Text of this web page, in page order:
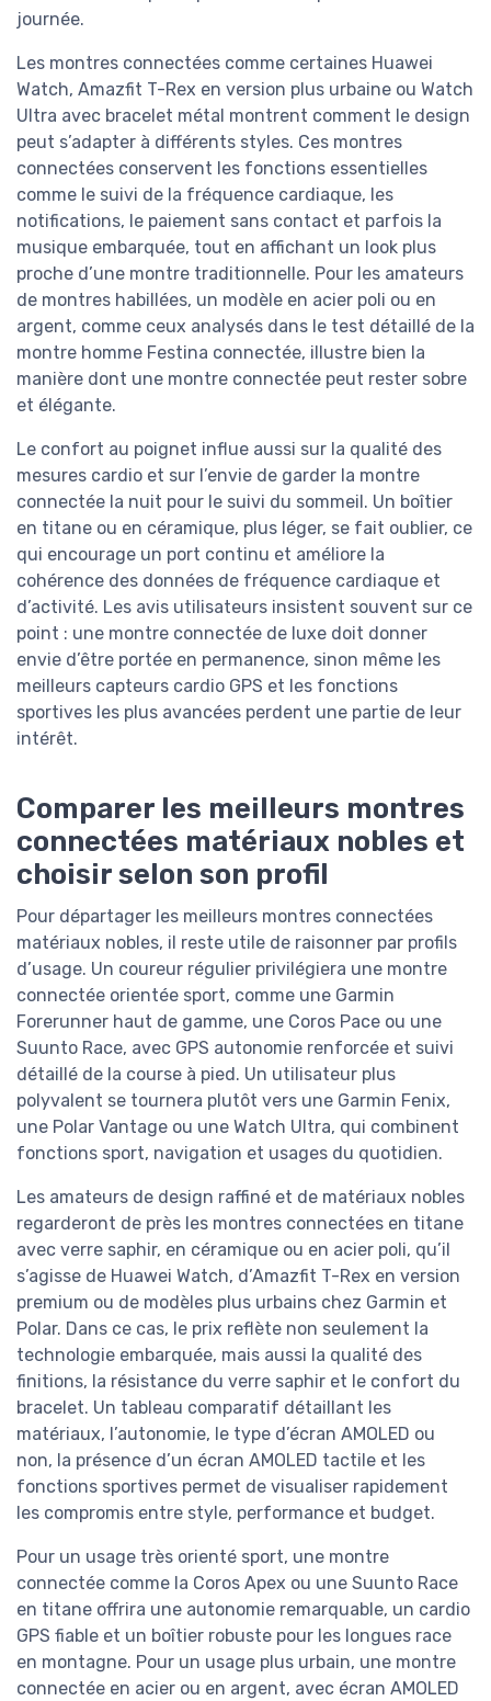
journée.
Les montres connectées comme certaines Huawei
Watch, Amazfit T-Rex en version plus urbaine ou Watch
Ultra avec bracelet métal montrent comment le design
peut s’adapter à différents styles. Ces montres
connectées conservent les fonctions essentielles
comme le suivi de la fréquence cardiaque, les
notifications, le paiement sans contact et parfois la
musique embarquée, tout en affichant un look plus
proche d’une montre traditionnelle. Pour les amateurs
de montres habillées, un modèle en acier poli ou en
argent, comme ceux analysés dans le test détaillé de la
montre homme Festina connectée, illustre bien la
manière dont une montre connectée peut rester sobre
et élégante.
Le confort au poignet influe aussi sur la qualité des
mesures cardio et sur l’envie de garder la montre
connectée la nuit pour le suivi du sommeil. Un boîtier
en titane ou en céramique, plus léger, se fait oublier, ce
qui encourage un port continu et améliore la
cohérence des données de fréquence cardiaque et
d’activité. Les avis utilisateurs insistent souvent sur ce
point : une montre connectée de luxe doit donner
envie d’être portée en permanence, sinon même les
meilleurs capteurs cardio GPS et les fonctions
sportives les plus avancées perdent une partie de leur
intérêt.
Comparer les meilleurs montres
connectées matériaux nobles et
choisir selon son profil
Pour départager les meilleurs montres connectées
matériaux nobles, il reste utile de raisonner par profils
d’usage. Un coureur régulier privilégiera une montre
connectée orientée sport, comme une Garmin
Forerunner haut de gamme, une Coros Pace ou une
Suunto Race, avec GPS autonomie renforcée et suivi
détaillé de la course à pied. Un utilisateur plus
polyvalent se tournera plutôt vers une Garmin Fenix,
une Polar Vantage ou une Watch Ultra, qui combinent
fonctions sport, navigation et usages du quotidien.
Les amateurs de design raffiné et de matériaux nobles
regarderont de près les montres connectées en titane
avec verre saphir, en céramique ou en acier poli, qu’il
s’agisse de Huawei Watch, d’Amazfit T-Rex en version
premium ou de modèles plus urbains chez Garmin et
Polar. Dans ce cas, le prix reflète non seulement la
technologie embarquée, mais aussi la qualité des
finitions, la résistance du verre saphir et le confort du
bracelet. Un tableau comparatif détaillant les
matériaux, l’autonomie, le type d’écran AMOLED ou
non, la présence d’un écran AMOLED tactile et les
fonctions sportives permet de visualiser rapidement
les compromis entre style, performance et budget.
Pour un usage très orienté sport, une montre
connectée comme la Coros Apex ou une Suunto Race
en titane offrira une autonomie remarquable, un cardio
GPS fiable et un boîtier robuste pour les longues race
en montagne. Pour un usage plus urbain, une montre
connectée en acier ou en argent, avec écran AMOLED